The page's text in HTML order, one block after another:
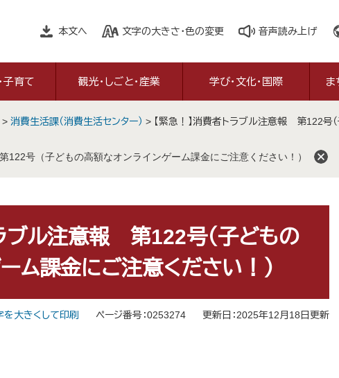
本文へ 文字の大きさ・色の変更 音声読み上げ
子育て 観光・しごと・産業 学び・文化・国際 ま
> 消費生活課（消費生活センター） > 【緊急！】消費者トラブル注意報 第122号
122号（子どもの高額なオンラインゲーム課金にご注意ください！）
ブル注意報 第122号（子どもの
ム課金にご注意ください！）
を大きくして印刷 ページ番号：0253274 更新日：2025年12月18日更新